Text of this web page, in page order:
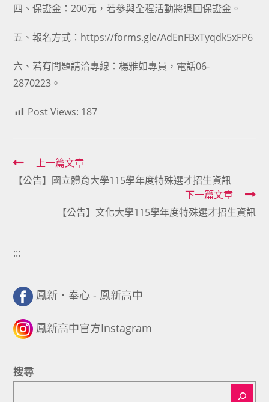
四、保證金：200元，若參與全程活動將退回保證金。
五、報名方式：https://forms.gle/AdEnFBxTyqdk5xFP6
六、若有問題請洽專線：楊雅如專員，電話06-
2870223。
Post Views: 187
Read
more
上一篇文章
【公告】國立體育大學115學年度特殊選才招生資訊
下一篇文章
【公告】文化大學115學年度特殊選才招生資訊
:::
鳳新・奉心 - 鳳新高中
鳳新高中官方Instagram
搜尋